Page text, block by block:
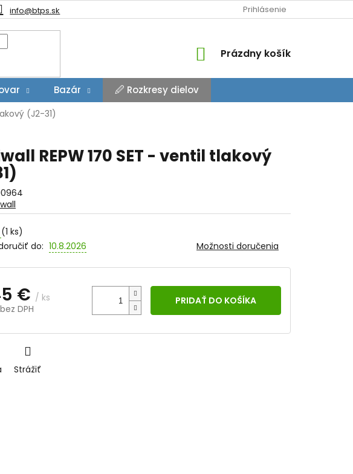
info@btps.sk Prihlásenie
NÁKUPNÝ
Prázdny košík
Bazár 🖉 Rozkresy dielov
(J2-31)
REPW 170 SET - ventil tlakový
(1 ks)
do: 10.8.2026 Možnosti doručenia
€ / ks
DPH
PRIDAŤ DO KOŠÍKA
Strážiť